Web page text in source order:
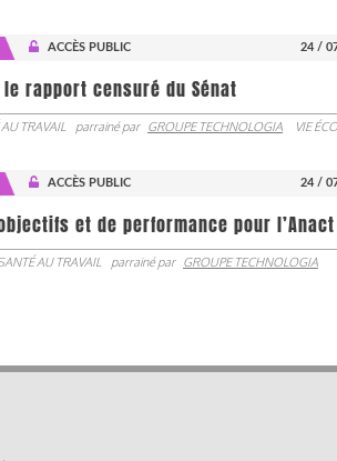
ACCÈS PUBLIC 24 /
rapport censuré du Sénat
TRAVAIL parrainé par GROUPE TECHNOLOGIA VIE
ACCÈS PUBLIC 24 /
et de performance pour l’Anact
SANTÉ AU TRAVAIL parrainé par GROUPE TECHNOLOGIA